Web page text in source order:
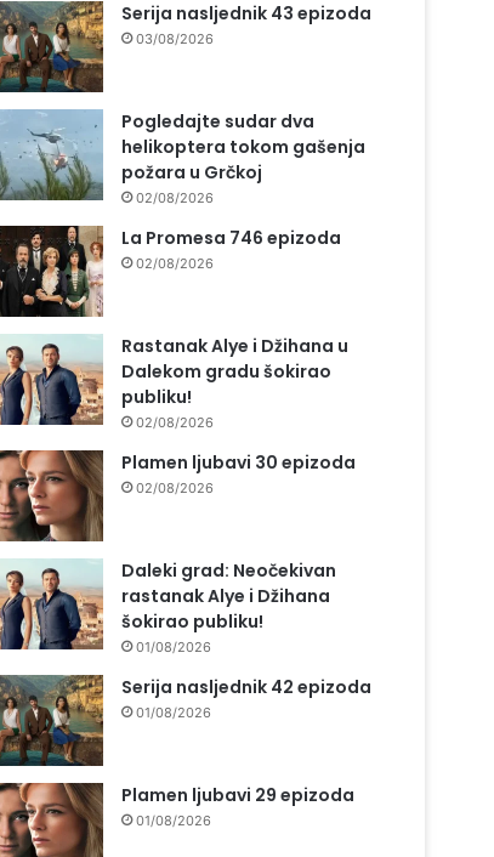
Serija nasljednik 43 epizoda
03/08/2026
Pogledajte sudar dva
helikoptera tokom gašenja
požara u Grčkoj
02/08/2026
La Promesa 746 epizoda
02/08/2026
Rastanak Alye i Džihana u
Dalekom gradu šokirao
publiku!
02/08/2026
Plamen ljubavi 30 epizoda
02/08/2026
Daleki grad: Neočekivan
rastanak Alye i Džihana
šokirao publiku!
01/08/2026
Serija nasljednik 42 epizoda
01/08/2026
Plamen ljubavi 29 epizoda
01/08/2026